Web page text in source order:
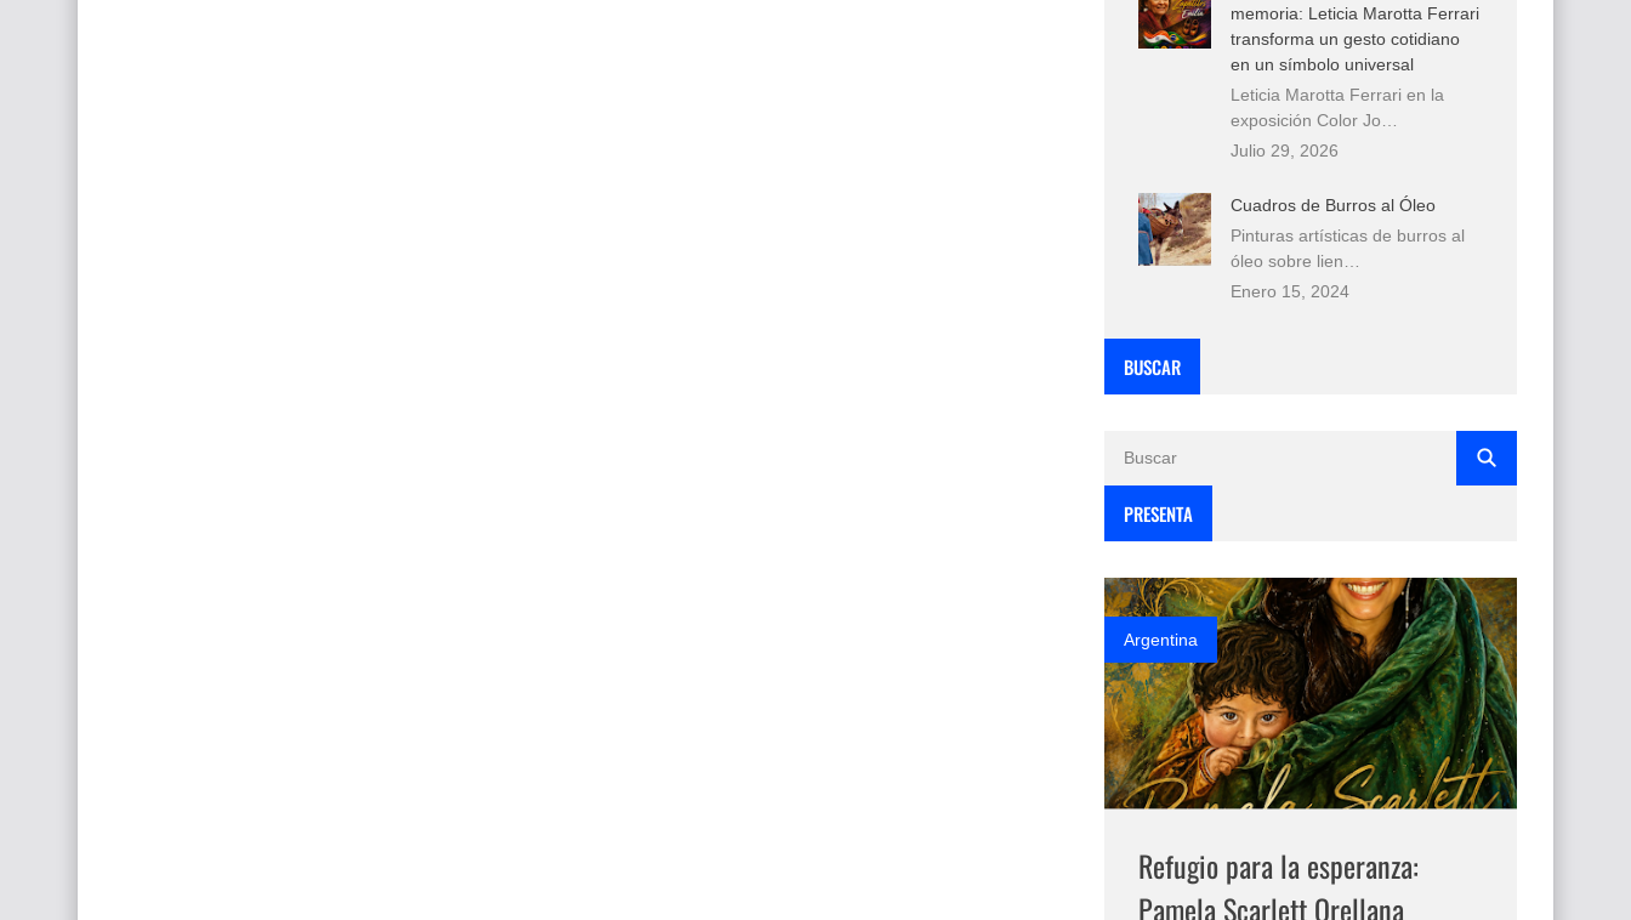
memoria: Leticia Marotta Ferrari
transforma un gesto cotidiano
en un símbolo universal
Leticia Marotta Ferrari en la
exposición Color Jo…
Julio 29, 2026
Cuadros de Burros al Óleo
Pinturas artísticas de burros al
óleo sobre lien…
Enero 15, 2024
BUSCAR
PRESENTA
Argentina
Refugio para la esperanza:
Pamela Scarlett Orellana